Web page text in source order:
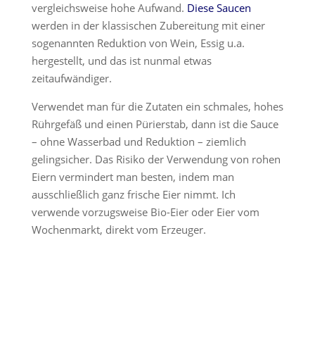
vergleichsweise hohe Aufwand. Diese Saucen
werden in der klassischen Zubereitung mit einer
sogenannten Reduktion von Wein, Essig u.a.
hergestellt, und das ist nunmal etwas
zeitaufwändiger.
Verwendet man für die Zutaten ein schmales, hohes
Rührgefäß und einen Pürierstab, dann ist die Sauce
– ohne Wasserbad und Reduktion – ziemlich
gelingsicher. Das Risiko der Verwendung von rohen
Eiern vermindert man besten, indem man
ausschließlich ganz frische Eier nimmt. Ich
verwende vorzugsweise Bio-Eier oder Eier vom
Wochenmarkt, direkt vom Erzeuger.